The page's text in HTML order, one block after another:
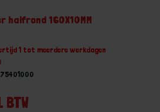
halfrond 160X10MM
1 tot meerdere werkdagen